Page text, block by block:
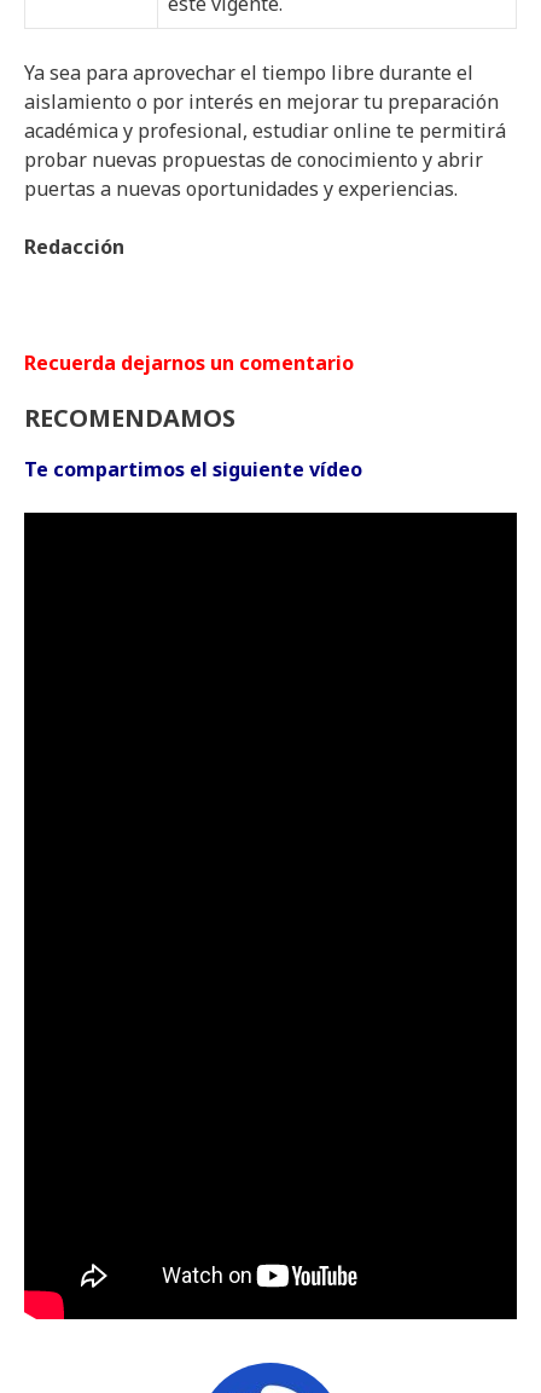
Ya sea para aprovechar el tiempo libre durante el
aislamiento o por interés en mejorar tu preparación
académica y profesional, estudiar online te permitirá
probar nuevas propuestas de conocimiento y abrir
puertas a nuevas oportunidades y experiencias.
Redacción
Recuerda dejarnos un comentario
RECOMENDAMOS
Te compartimos el siguiente vídeo